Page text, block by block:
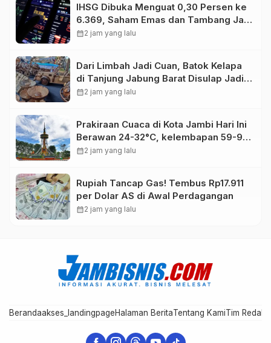
IHSG Dibuka Menguat 0,30 Persen ke
6.369, Saham Emas dan Tambang Jadi
Penggerak
calendar_month2 jam yang lalu
Dari Limbah Jadi Cuan, Batok Kelapa
di Tanjung Jabung Barat Disulap Jadi
Kerajinan Bernilai Tinggi
calendar_month2 jam yang lalu
Prakiraan Cuaca di Kota Jambi Hari Ini
Berawan 24-32°C, kelembapan 59-97
persen.
calendar_month2 jam yang lalu
Rupiah Tancap Gas! Tembus Rp17.911
per Dolar AS di Awal Perdagangan
calendar_month2 jam yang lalu
Berandaakses_landingpageHalaman BeritaTentang KamiTim Redaksi